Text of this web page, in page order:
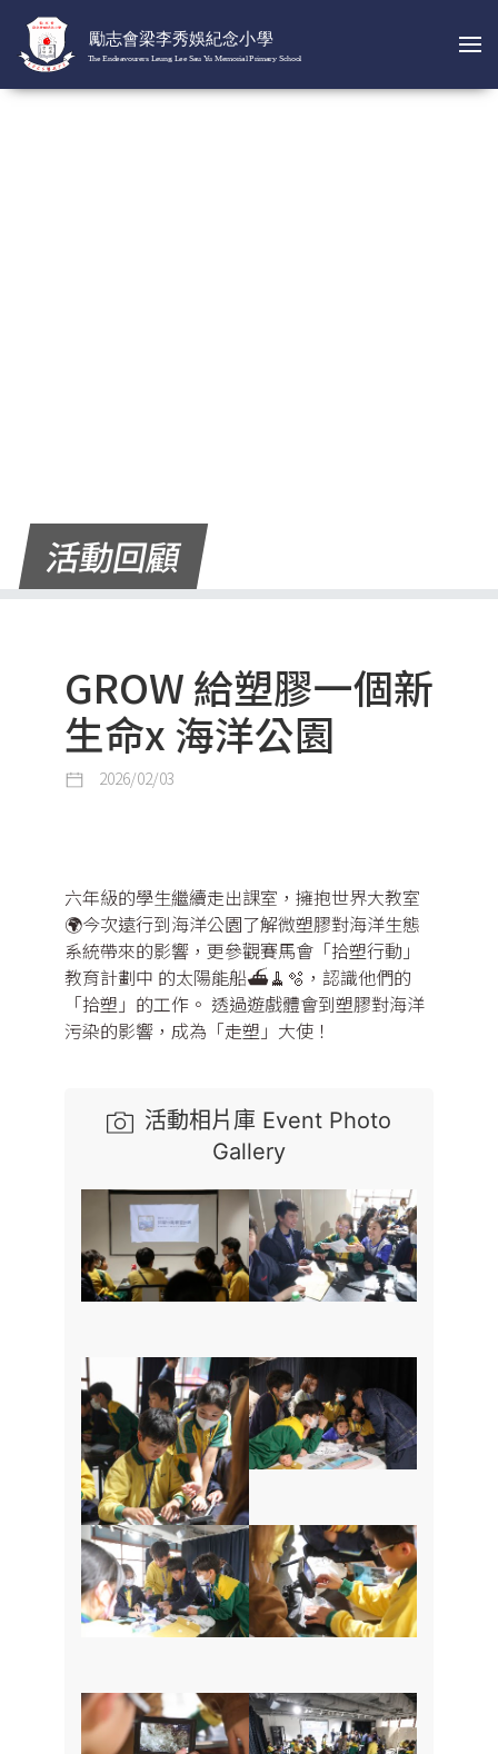
活動回顧
GROW 給塑膠一個新
生命x 海洋公園
2026/02/03
六年級的學生繼續走出課室，擁抱世界大教室
🌍今次遠行到海洋公園了解微塑膠對海洋生態
系統帶來的影響，更參觀賽馬會「拾塑行動」
教育計劃中 的太陽能船⛴️🧹🫧，認識他們的
「拾塑」的工作。 透過遊戲體會到塑膠對海洋
污染的影響，成為「走塑」大使！
活動相片庫 Event Photo
Gallery